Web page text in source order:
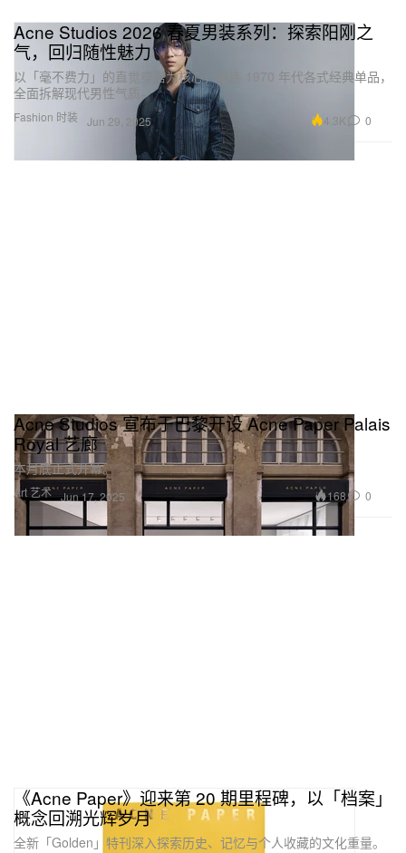
Fashion 时装
Acne Studios 2026 春夏男装系列：探索阳刚之
气，回归随性魅力
以「毫不费力」的直觉穿搭为核心，串连 1970 年代各式经典单品，
全面拆解现代男性气质。
Jun 29, 2025 4.3K 0
Art 艺术
Acne Studios 宣布于巴黎开设 Acne Paper Palais
Royal 艺廊
本月底正式开幕。
Jun 17, 2025 168 0
《Acne Paper》迎来第 20 期里程碑，以「档案」
概念回溯光辉岁月
全新「Golden」特刊深入探索历史、记忆与个人收藏的文化重量。